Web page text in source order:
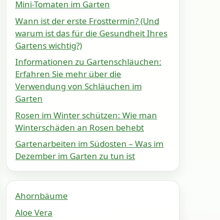
Mini-Tomaten im Garten
Wann ist der erste Frosttermin? (Und
warum ist das für die Gesundheit Ihres
Gartens wichtig?)
Informationen zu Gartenschläuchen:
Erfahren Sie mehr über die
Verwendung von Schläuchen im
Garten
Rosen im Winter schützen: Wie man
Winterschäden an Rosen behebt
Gartenarbeiten im Südosten – Was im
Dezember im Garten zu tun ist
Ahornbäume
Aloe Vera